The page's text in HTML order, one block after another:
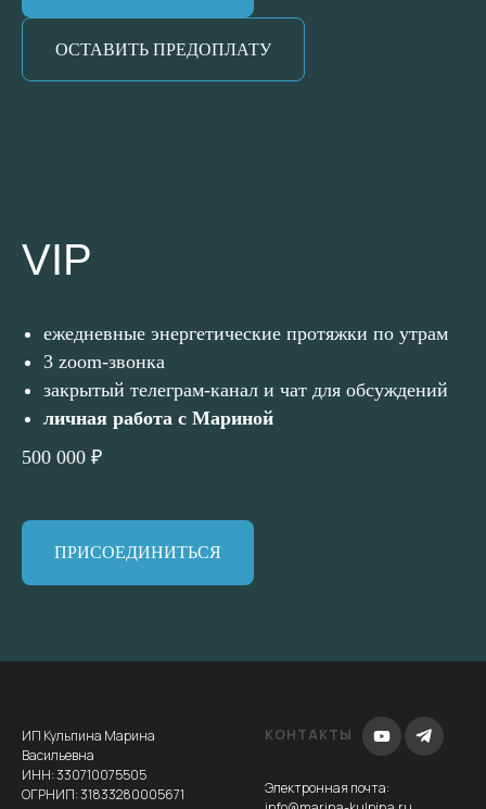
ОСТАВИТЬ ПРЕДОПЛАТУ
VIP
ежедневные энергетические протяжки по утрам
3 zoom-звонка
закрытый телеграм-канал и чат для обсуждений
личная работа с Мариной
500 000 ₽
ПРИСОЕДИНИТЬСЯ
ИП Кульпина Марина
Васильевна
ИНН: 330710075505
ОГРНИП: 31833280005671
КОНТАКТЫ
Электронная почта: